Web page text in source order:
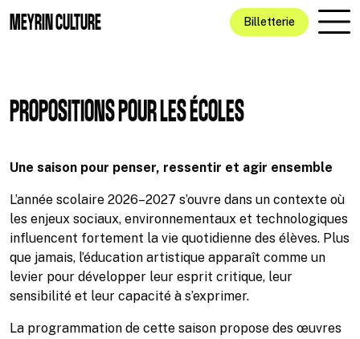
MEYRIN CULTURE Billetterie
PROPOSITIONS POUR LES ÉCOLES
Une saison pour penser, ressentir et agir ensemble
L’année scolaire 2026–2027 s’ouvre dans un contexte où
les enjeux sociaux, environnementaux et technologiques
influencent fortement la vie quotidienne des élèves. Plus
que jamais, l’éducation artistique apparaît comme un
levier pour développer leur esprit critique, leur
sensibilité et leur capacité à s’exprimer.
La programmation de cette saison propose des œuvres